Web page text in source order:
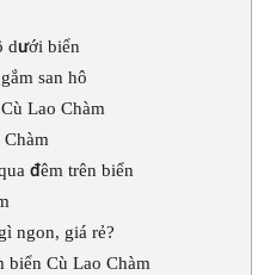
dưới biển
san hô
Lao Chàm
đêm trên biển
ngon, giá rẻ?
biển Cù Lao Chàm